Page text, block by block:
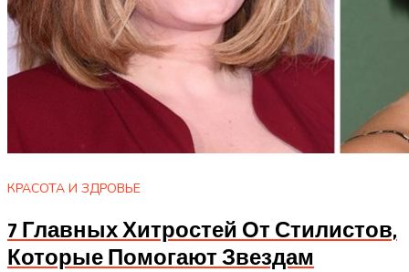
КРАСОТА И ЗДРОВЬЕ
7 Главных Хитростей От Стилистов,
Которые Помогают Звездам